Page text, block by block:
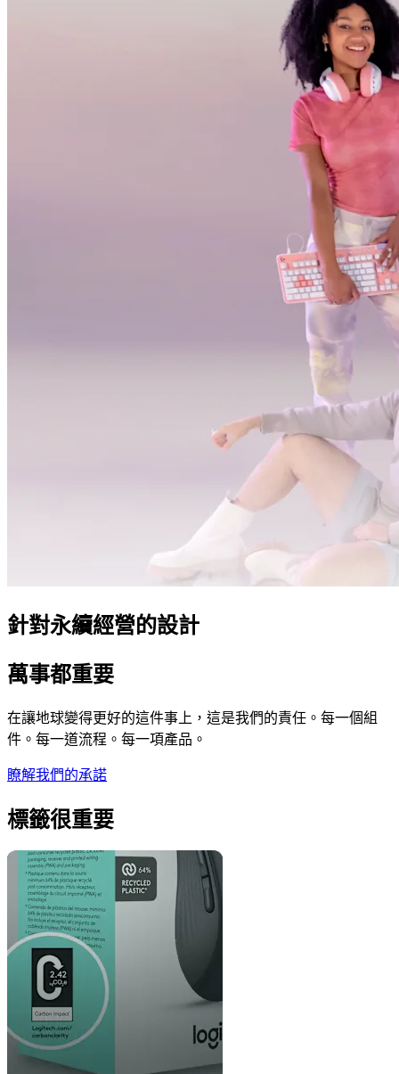
針對永續經營的設計
萬事都重要
在讓地球變得更好的這件事上，這是我們的責任。每一個組
件。每一道流程。每一項產品。
瞭解我們的承諾
標籤很重要